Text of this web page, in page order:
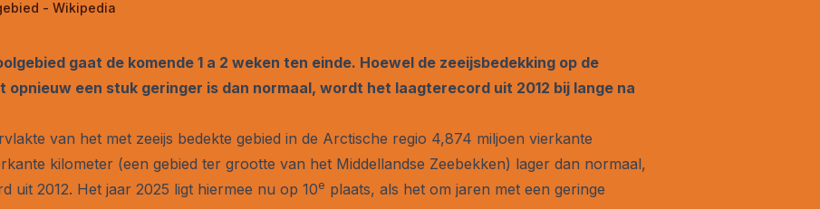
- Wikipedia
gaat de komende 1 a 2 weken ten einde. Hoewel de zeeijsbedekking op de
een stuk geringer is dan normaal, wordt het laagterecord uit 2012 bij lange na
van het met zeeijs bedekte gebied in de Arctische regio 4,874 miljoen vierkante
kilometer (een gebied ter grootte van het Middellandse Zeebekken) lager dan normaal,
uit 2012. Het jaar 2025 ligt hiermee nu op 10e plaats, als het om jaren met een geringe